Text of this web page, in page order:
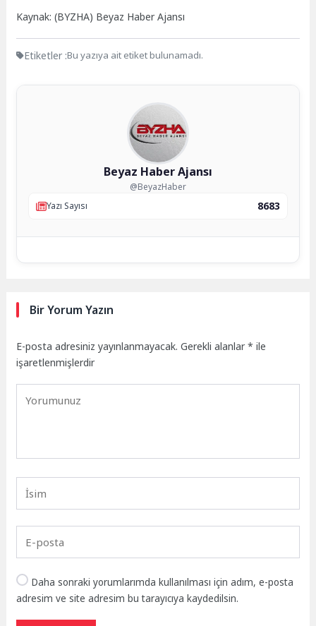
Kaynak: (BYZHA) Beyaz Haber Ajansı
Etiketler :Bu yazıya ait etiket bulunamadı.
Beyaz Haber Ajansı
@BeyazHaber
Yazı Sayısı
8683
Bir Yorum Yazın
E-posta adresiniz yayınlanmayacak. Gerekli alanlar* ile
işaretlenmişlerdir
Daha sonraki yorumlarımda kullanılması için adım, e-posta
adresim ve site adresim bu tarayıcıya kaydedilsin.